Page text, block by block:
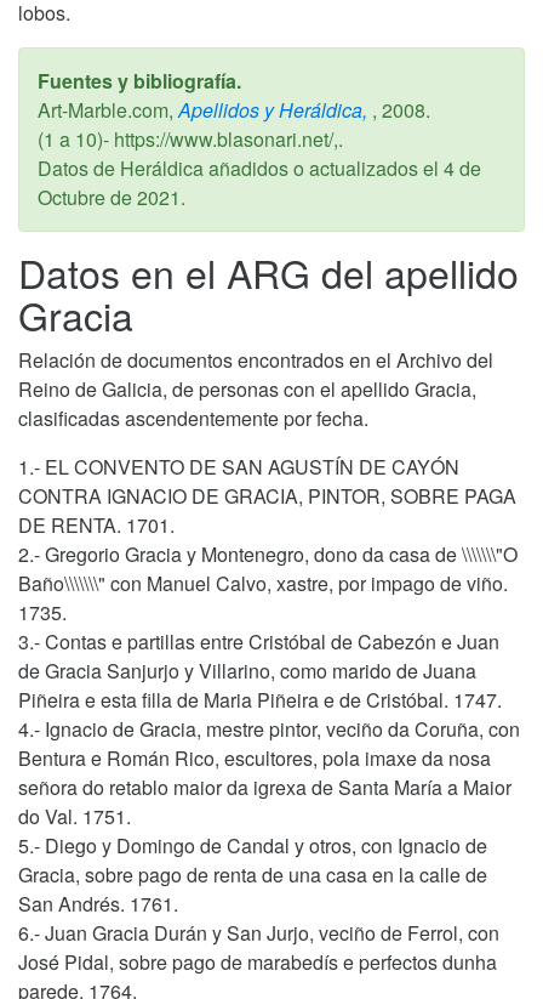
lobos.
Fuentes y bibliografía.
Art-Marble.com, Apellidos y Heráldica, , 2008.
(1 a 10)- https://www.blasonari.net/,.
Datos de Heráldica añadidos o actualizados el 4 de
Octubre de 2021.
Datos en el ARG del apellido
Gracia
Relación de documentos encontrados en el Archivo del
Reino de Galicia, de personas con el apellido Gracia,
clasificadas ascendentemente por fecha.
1.- EL CONVENTO DE SAN AGUSTÍN DE CAYÓN
CONTRA IGNACIO DE GRACIA, PINTOR, SOBRE PAGA
DE RENTA. 1701.
2.- Gregorio Gracia y Montenegro, dono da casa de \\\\\\\"O
Baño\\\\\\\" con Manuel Calvo, xastre, por impago de viño.
1735.
3.- Contas e partillas entre Cristóbal de Cabezón e Juan
de Gracia Sanjurjo y Villarino, como marido de Juana
Piñeira e esta filla de Maria Piñeira e de Cristóbal. 1747.
4.- Ignacio de Gracia, mestre pintor, veciño da Coruña, con
Bentura e Román Rico, escultores, pola imaxe da nosa
señora do retablo maior da igrexa de Santa María a Maior
do Val. 1751.
5.- Diego y Domingo de Candal y otros, con Ignacio de
Gracia, sobre pago de renta de una casa en la calle de
San Andrés. 1761.
6.- Juan Gracia Durán y San Jurjo, veciño de Ferrol, con
José Pidal, sobre pago de marabedís e perfectos dunha
parede. 1764.